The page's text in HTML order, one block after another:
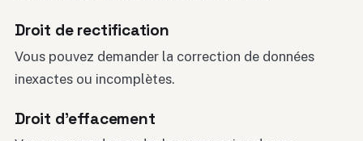
Droit de rectification
Vous pouvez demander la correction de données
inexactes ou incomplètes.
Droit d’effacement